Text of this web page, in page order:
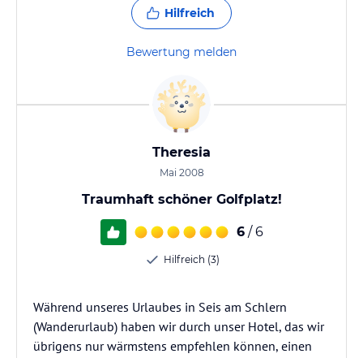
Hilfreich
Bewertung melden
Theresia
Mai 2008
Traumhaft schöner Golfplatz!
6 / 6
Hilfreich (3)
Während unseres Urlaubes in Seis am Schlern
(Wanderurlaub) haben wir durch unser Hotel, das wir
übrigens nur wärmstens empfehlen können, einen